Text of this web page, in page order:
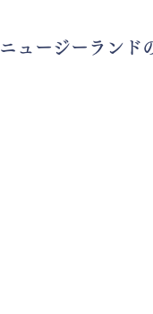
ニュージーランド